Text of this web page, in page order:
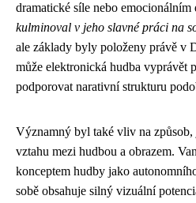
dramatické síle nebo emocionálním
kulminoval v jeho slavné práci na
ale základy byly položeny právě v
může elektronická hudba vyprávět
podporovat narativní strukturu
Významný byl také vliv na
vztahu mezi hudbou a obrazem.
konceptem hudby jako
sobě obsahuje silný vizuální